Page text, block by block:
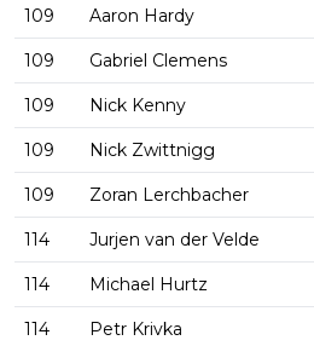
109 Aaron Hardy
109 Gabriel Clemens
109 Nick Kenny
109 Nick Zwittnigg
109 Zoran Lerchbacher
114 Jurjen van der Velde
114 Michael Hurtz
114 Petr Krivka